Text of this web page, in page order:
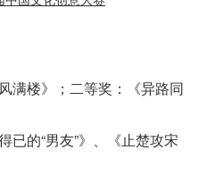
满楼》；二等奖：《异路同
已的“男友”》、《止楚攻宋